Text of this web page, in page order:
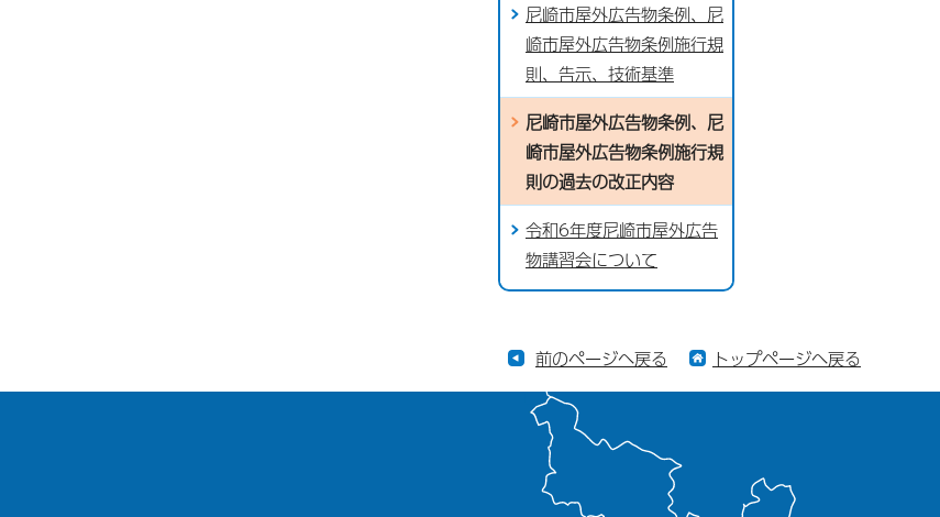
尼崎市屋外広告物条例、尼
崎市屋外広告物条例施行規
則、告示、技術基準
尼崎市屋外広告物条例、尼
崎市屋外広告物条例施行規
則の過去の改正内容
令和6年度尼崎市屋外広告
物講習会について
前のページへ戻る トップページへ戻る